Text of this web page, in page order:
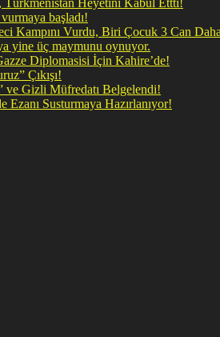
Türkmenistan Heyetini Kabul Ettti!
İRAN’I vurmaya başladı!
Kampını Vurdu, Biri Çocuk 3 Can
yine üç maymunu oynuyor.
Diplomasisi İçin Kahire’de!
Çıkışı!
ve Gizli Müfredatı Belgelendi!
Firavunun torunları İşgalci İsrail Filistin’de Ezanı Susturmaya Hazırlanıyor!